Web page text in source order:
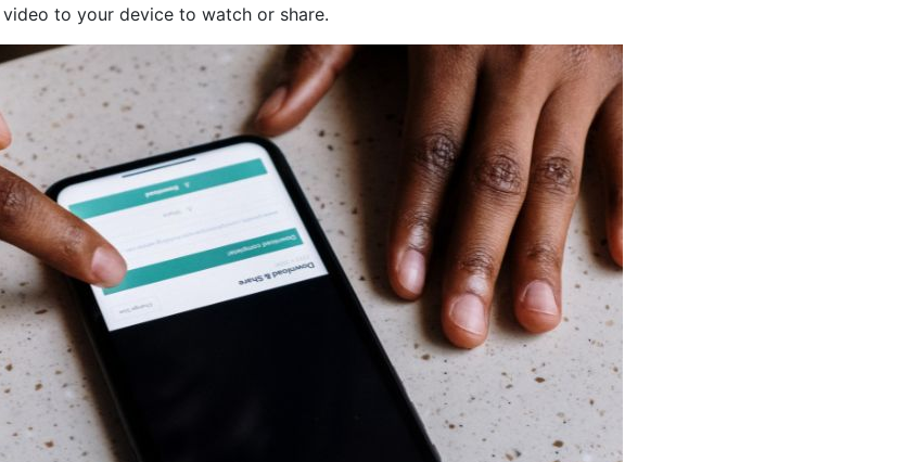
to your device to watch or share.